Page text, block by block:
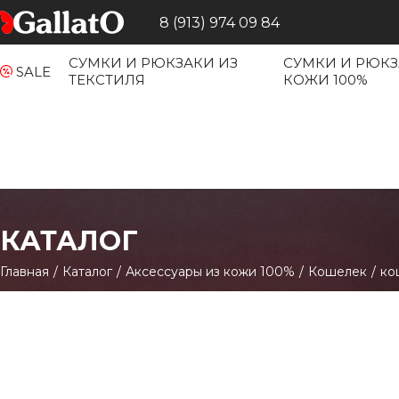
8 (913) 974 09 84
SALE
СУМКИ И РЮКЗАКИ ИЗ
ТЕКСТИЛЯ
СУМКИ И
КОЖИ 100%
КАТАЛОГ
Главная / Каталог / Аксессуары из кожи 100% / Кошелек /